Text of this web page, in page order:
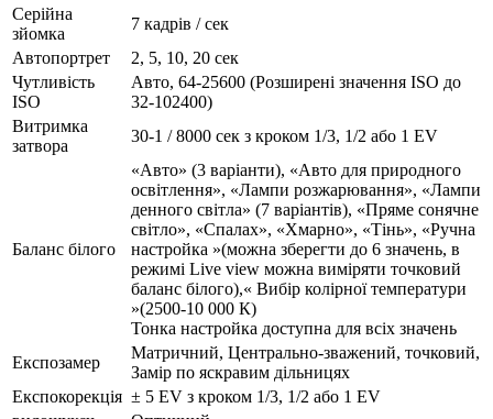
Серійна
зйомка
7 кадрів / сек
Автопортрет
2, 5, 10, 20 сек
Чутливість
ISO
Авто, 64-25600 (Розширені значення ISO до
32-102400)
Витримка
затвора
30-1 / 8000 сек з кроком 1/3, 1/2 або 1 EV
Баланс білого
«Авто» (3 варіанти), «Авто для природного
освітлення», «Лампи розжарювання», «Лампи
денного світла» (7 варіантів), «Пряме сонячне
світло», «Спалах», «Хмарно», «Тінь», «Ручна
настройка »(можна зберегти до 6 значень, в
режимі Live view можна виміряти точковий
баланс білого),« Вибір колірної температури
»(2500-10 000 К)
Тонка настройка доступна для всіх значень
Експозамер
Матричний, Центрально-зважений, точковий,
Замір по яскравим дільницях
Експокорекція ± 5 EV з кроком 1/3, 1/2 або 1 EV